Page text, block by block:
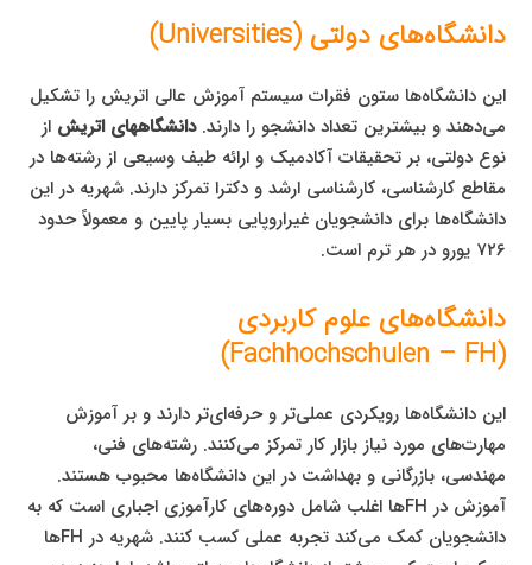
دانشگاه‌های دولتی (Universities)
این دانشگاه‌ها ستون فقرات سیستم آموزش عالی اتریش را تشکیل
می‌دهند و بیشترین تعداد دانشجو را دارند.دانشگاههای اتریش از
نوع دولتی، بر تحقیقات آکادمیک و ارائه طیف وسیعی از رشته‌ها در
مقاطع کارشناسی، کارشناسی ارشد و دکترا تمرکز دارند. شهریه در این
دانشگاه‌ها برای دانشجویان غیراروپایی بسیار پایین و معمولاً حدود
۷۲۶ یورو در هر ترم است.
دانشگاه‌های علوم کاربردی
(Fachhochschulen – FH)
این دانشگاه‌ها رویکردی عملی‌تر و حرفه‌ای‌تر دارند و بر آموزش
مهارت‌های مورد نیاز بازار کار تمرکز می‌کنند. رشته‌های فنی،
مهندسی، بازرگانی و بهداشت در این دانشگاه‌ها محبوب هستند.
آموزش در FHها اغلب شامل دوره‌های کارآموزی اجباری است که به
دانشجویان کمک می‌کند تجربه عملی کسب کنند. شهریه در FHها